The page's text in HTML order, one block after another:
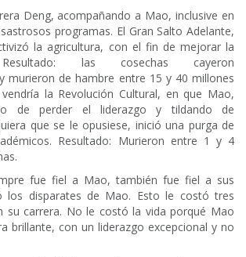
Deng, acompañando a Mao, inclusive en
programas. El Gran Salto Adelante,
la agricultura, con el fin de mejorar la
Resultado: las cosechas cayeron
murieron de hambre entre 15 y 40 millones
la Revolución Cultural, en que Mao,
de perder el liderazgo y tildando de
que se le opusiese, inició una purga de
Resultado: Murieron entre 1 y 4
fue fiel a Mao, también fue fiel a sus
los disparates de Mao. Esto le costó tres
su carrera. No le costó la vida porqué Mao
brillante, con un liderazgo excepcional y no